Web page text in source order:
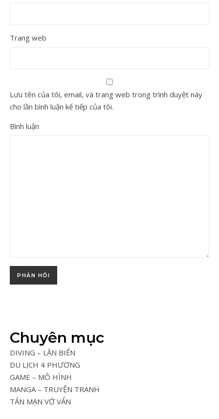
Trang web
Lưu tên của tôi, email, và trang web trong trình duyệt này
cho lần bình luận kế tiếp của tôi.
Bình luận
Chuyên mục
DIVING – LẶN BIỂN
DU LỊCH 4 PHƯƠNG
GAME – MÔ HÌNH
MANGA – TRUYỆN TRANH
TẢN MẠN VỚ VẨN